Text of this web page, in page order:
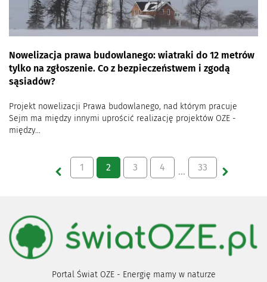
Nowelizacja prawa budowlanego: wiatraki do 12 metrów
tylko na zgłoszenie. Co z bezpieczeństwem i zgodą
sąsiadów?
Projekt nowelizacji Prawa budowlanego, nad którym pracuje
Sejm ma między innymi uprościć realizację projektów OZE -
między...
1 2 3 4 … 33
Portal Świat OZE - Energię mamy w naturze